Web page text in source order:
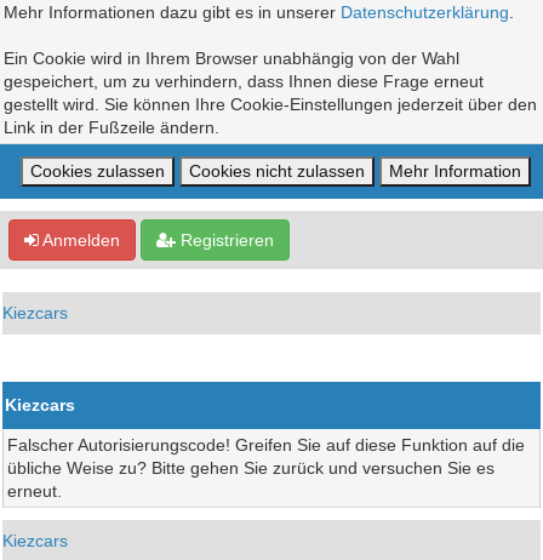
Mehr Informationen dazu gibt es in unserer Datenschutzerklärung
Ein Cookie wird in Ihrem Browser unabhängig von der Wahl
gespeichert, um zu verhindern, dass Ihnen diese Frage erneut
gestellt wird. Sie können Ihre Cookie-Einstellungen jederzeit über den
Link in der Fußzeile ändern.
Anmelden Registrieren
Kiezcars
Kiezcars
Falscher Autorisierungscode! Greifen Sie auf diese Funktion auf die
übliche Weise zu? Bitte gehen Sie zurück und versuchen Sie es
erneut.
Kiezcars